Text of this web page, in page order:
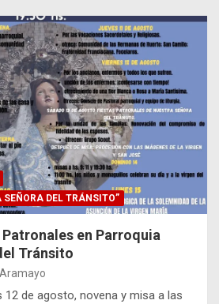
SEÑORA DEL TRÁNSITO”
en Parroquia
Tránsito
12 de agosto, novena y misa a las